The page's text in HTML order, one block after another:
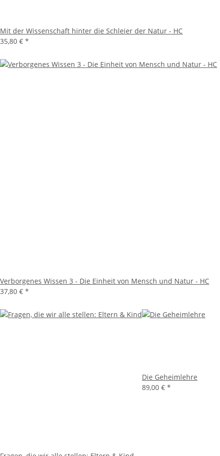
Mit der Wissenschaft hinter die Schleier der Natur - HC
35,80 € *
Verborgenes Wissen 3 - Die Einheit von Mensch und Natur - HC
37,80 € *
Die Geheimlehre
89,00 € *